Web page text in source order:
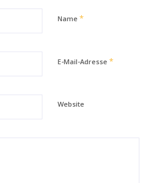
Name *
E-Mail-Adresse *
Website